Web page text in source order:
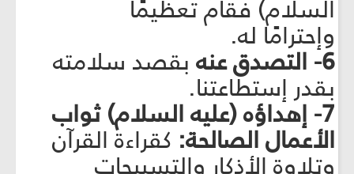
السلام) فقام تعظيمًا
وإحترامًا له.
6- التصدق عنه بقصد سلامته
بقدر إستطاعتنا.
7- إهداؤه (عليه السلام) ثواب
الأعمال الصالحة: كقراءة القرآن
وتلاوة الأذكار والتسبيحات